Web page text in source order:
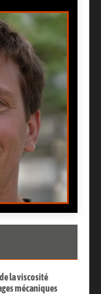
la viscosité
mécaniques